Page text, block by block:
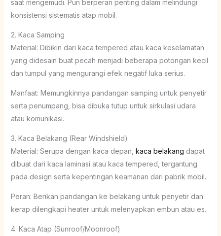
saat mengemudi. Pun berperan penting dalam melindungi
konsistensi sistematis atap mobil.
2. Kaca Samping
Material: Dibikin dari kaca tempered atau kaca keselamatan
yang didesain buat pecah menjadi beberapa potongan kecil
dan tumpul yang mengurangi efek negatif luka serius.
Manfaat: Memungkinnya pandangan samping untuk penyetir
serta penumpang, bisa dibuka tutup untuk sirkulasi udara
atau komunikasi.
3. Kaca Belakang (Rear Windshield)
Material: Serupa dengan kaca depan, kaca belakang dapat
dibuat dari kaca laminasi atau kaca tempered, tergantung
pada design serta kepentingan keamanan dari pabrik mobil.
Peran: Berikan pandangan ke belakang untuk penyetir dan
kerap dilengkapi heater untuk melenyapkan embun atau es.
4. Kaca Atap (Sunroof/Moonroof)